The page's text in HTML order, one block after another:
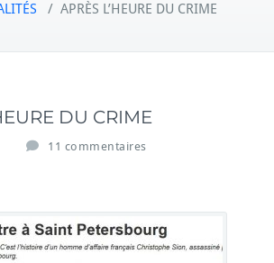
/ APRÈS L’HEURE DU CRIME
DU CRIME
11 commentaires
P
R
È